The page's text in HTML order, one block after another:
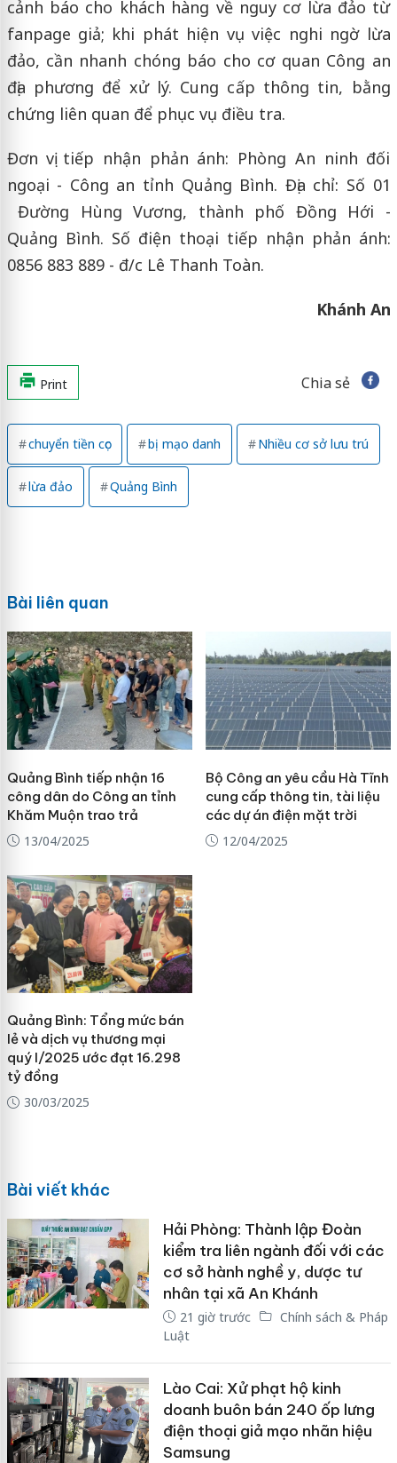
cảnh báo cho khách hàng về nguy cơ lừa đảo từ
fanpage giả; khi phát hiện vụ việc nghi ngờ lừa
đảo, cần nhanh chóng báo cho cơ quan Công an
địa phương để xử lý. Cung cấp thông tin, bằng
chứng liên quan để phục vụ điều tra.
Đơn vị tiếp nhận phản ánh: Phòng An ninh đối
ngoại - Công an tỉnh Quảng Bình. Địa chỉ: Số 01
Đường Hùng Vương, thành phố Đồng Hới -
Quảng Bình. Số điện thoại tiếp nhận phản ánh:
0856 883 889 - đ/c Lê Thanh Toàn.
Khánh An
Print Chia sẻ
chuyển tiền cọc bị mạo danh Nhiều cơ sở lưu trú
lừa đảo Quảng Bình
Bài liên quan
Quảng Bình tiếp nhận 16
công dân do Công an tỉnh
Khăm Muộn trao trả
13/04/2025
Bộ Công an yêu cầu Hà Tĩnh
cung cấp thông tin, tài liệu
các dự án điện mặt trời
12/04/2025
Quảng Bình: Tổng mức bán
lẻ và dịch vụ thương mại
quý I/2025 ước đạt 16.298
tỷ đồng
30/03/2025
Bài viết khác
Hải Phòng: Thành lập Đoàn
kiểm tra liên ngành đối với các
cơ sở hành nghề y, dược tư
nhân tại xã An Khánh
21 giờ trước
Chính sách & Pháp
Luật
Lào Cai: Xử phạt hộ kinh
doanh buôn bán 240 ốp lưng
điện thoại giả mạo nhãn hiệu
Samsung